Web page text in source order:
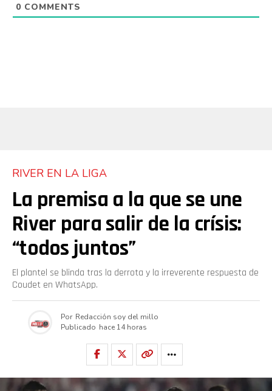
0 COMMENTS
RIVER EN LA LIGA
La premisa a la que se une
River para salir de la crísis:
“todos juntos”
El plantel se blinda tras la derrota y la irreverente respuesta de
Coudet en WhatsApp.
Por Redacción soy del millo
Publicado hace 14 horas